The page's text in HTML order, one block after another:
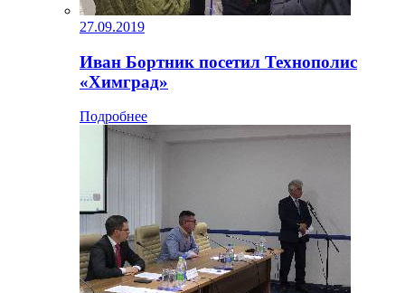
27.09.2019
Иван Бортник посетил Технополис
«Химград»
Подробнее